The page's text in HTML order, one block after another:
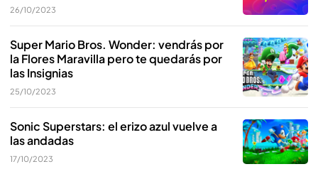
26/10/2023
Super Mario Bros. Wonder: vendrás por
la Flores Maravilla pero te quedarás por
las Insignias
25/10/2023
Sonic Superstars: el erizo azul vuelve a
las andadas
17/10/2023